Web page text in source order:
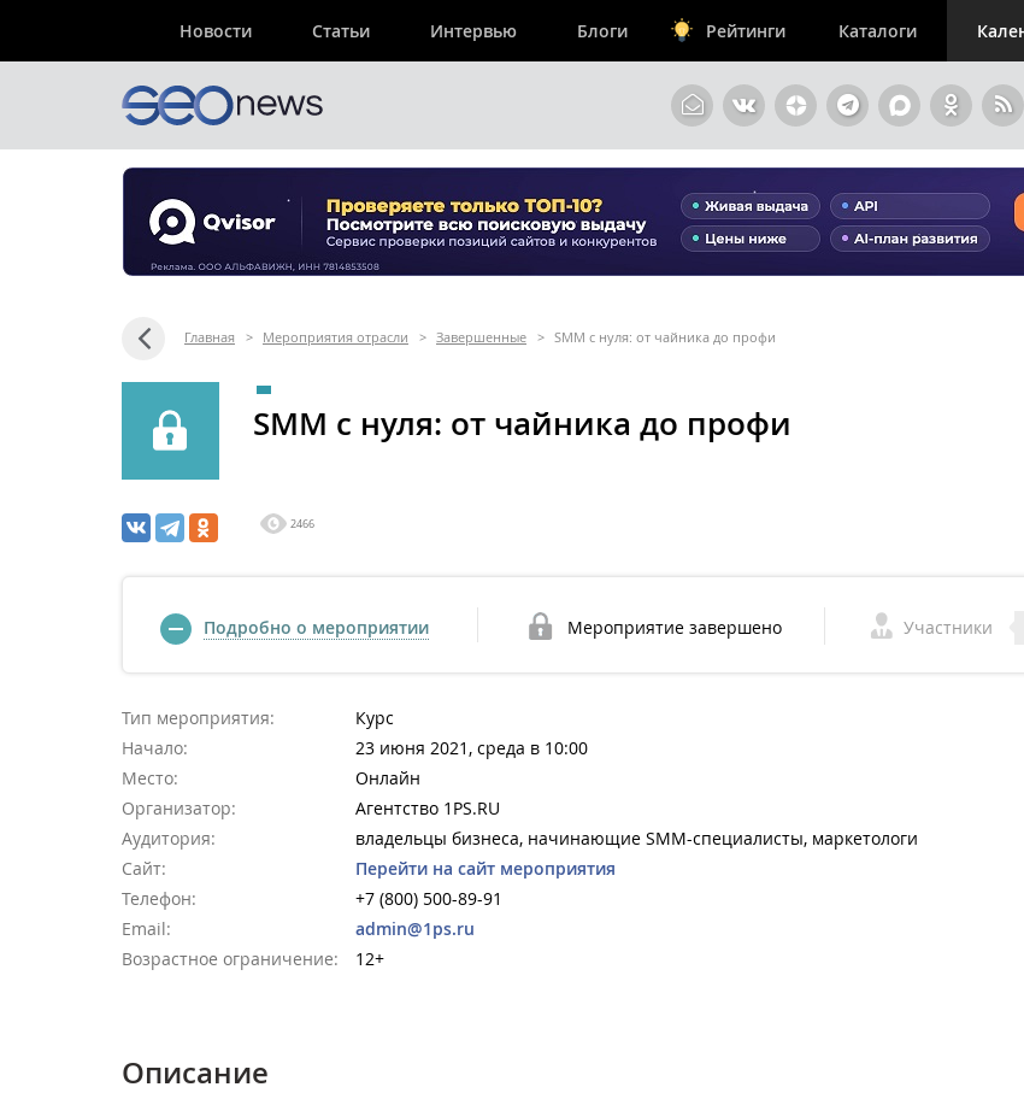
Новости Статьи Интервью Блоги Рейтинги Каталоги
Главная > Мероприятия отрасли > Завершенные > SMM с нуля: от чайника до профи
SMM с нуля: от чайника до профи
2466
Подробно о мероприятии Мероприятие завершено Участники
Тип мероприятия:
Курс
Начало:
23 июня 2021, среда в 10:00
Место:
Онлайн
Организатор:
Агентство 1PS.RU
Аудитория:
владельцы бизнеса, начинающие SMM-специалисты, маркетологи
Сайт:
Перейти на сайт мероприятия
Телефон:
+7 (800) 500-89-91
Email:
admin@1ps.ru
Возрастное ограничение:
12+
Описание